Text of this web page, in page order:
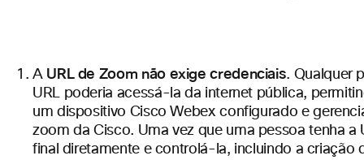
A URL de Zoom não exige credenciais. Qualquer
URL poderia acessá-la da internet pública,
um dispositivo Cisco Webex configurado e
zoom da Cisco. Uma vez que uma pessoa tenha
final diretamente e controlá-la, incluindo a criação